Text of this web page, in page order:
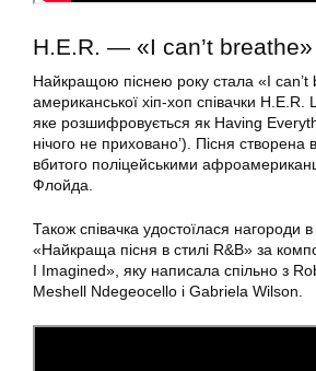
H.E.R. — «I can’t breathe»
Найкращою піснею року стала «I can’t
американської хіп-хоп співачки H.E.R.
яке розшифровується як Having
нічого не приховано’). Пісня створена
вбитого поліцейськими
Флойда.
Також співачка удостоїлася нагороди в
«Найкраща пісня в стилі R&B» за
I Imagined», яку написала спільно з
Meshell Ndegeocello і Gabriela Wilson.